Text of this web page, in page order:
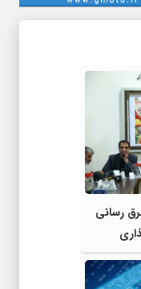
رسانی